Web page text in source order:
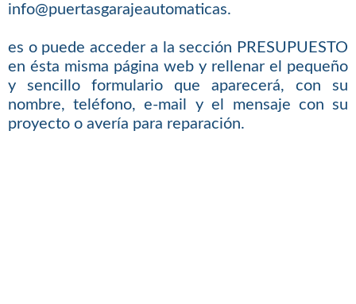
info@puertasgarajeautomaticas.
es o puede acceder a la sección PRESUPUESTO
en ésta misma página web y rellenar el pequeño
y sencillo formulario que aparecerá, con su
nombre, teléfono, e-mail y el mensaje con su
proyecto o avería para reparación.